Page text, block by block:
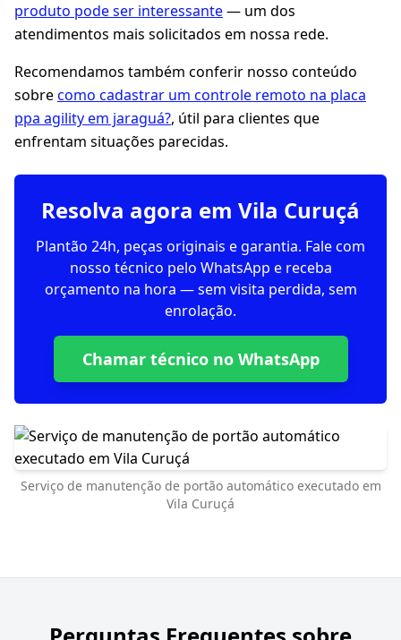
produto pode ser interessante— um dos
atendimentos mais solicitados em nossa rede.
Recomendamos também conferir nosso conteúdo
sobrecomo cadastrar um controle remoto na placa
ppa agility em jaraguá?, útil para clientes que
enfrentam situações parecidas.
Resolva agora em Vila Curuçá
Plantão 24h, peças originais e garantia. Fale com
nosso técnico pelo WhatsApp e receba
orçamento na hora — sem visita perdida, sem
enrolação.
Chamar técnico no WhatsApp
Serviço de manutenção de portão automático executado em
Vila Curuçá